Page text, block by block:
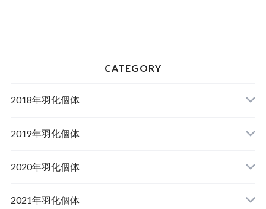
CATEGORY
2018年羽化個体
佐賀県神埼郡産オオクワガタ
2019年羽化個体
山梨県韮崎市産オオクワガタ
山梨県韮崎市韮崎町産オオクワガタ
2020年羽化個体
山梨県韮崎市穂坂町産
2021年羽化個体